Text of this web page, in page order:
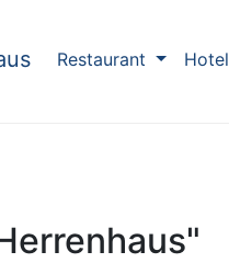
Restaurant Hotel